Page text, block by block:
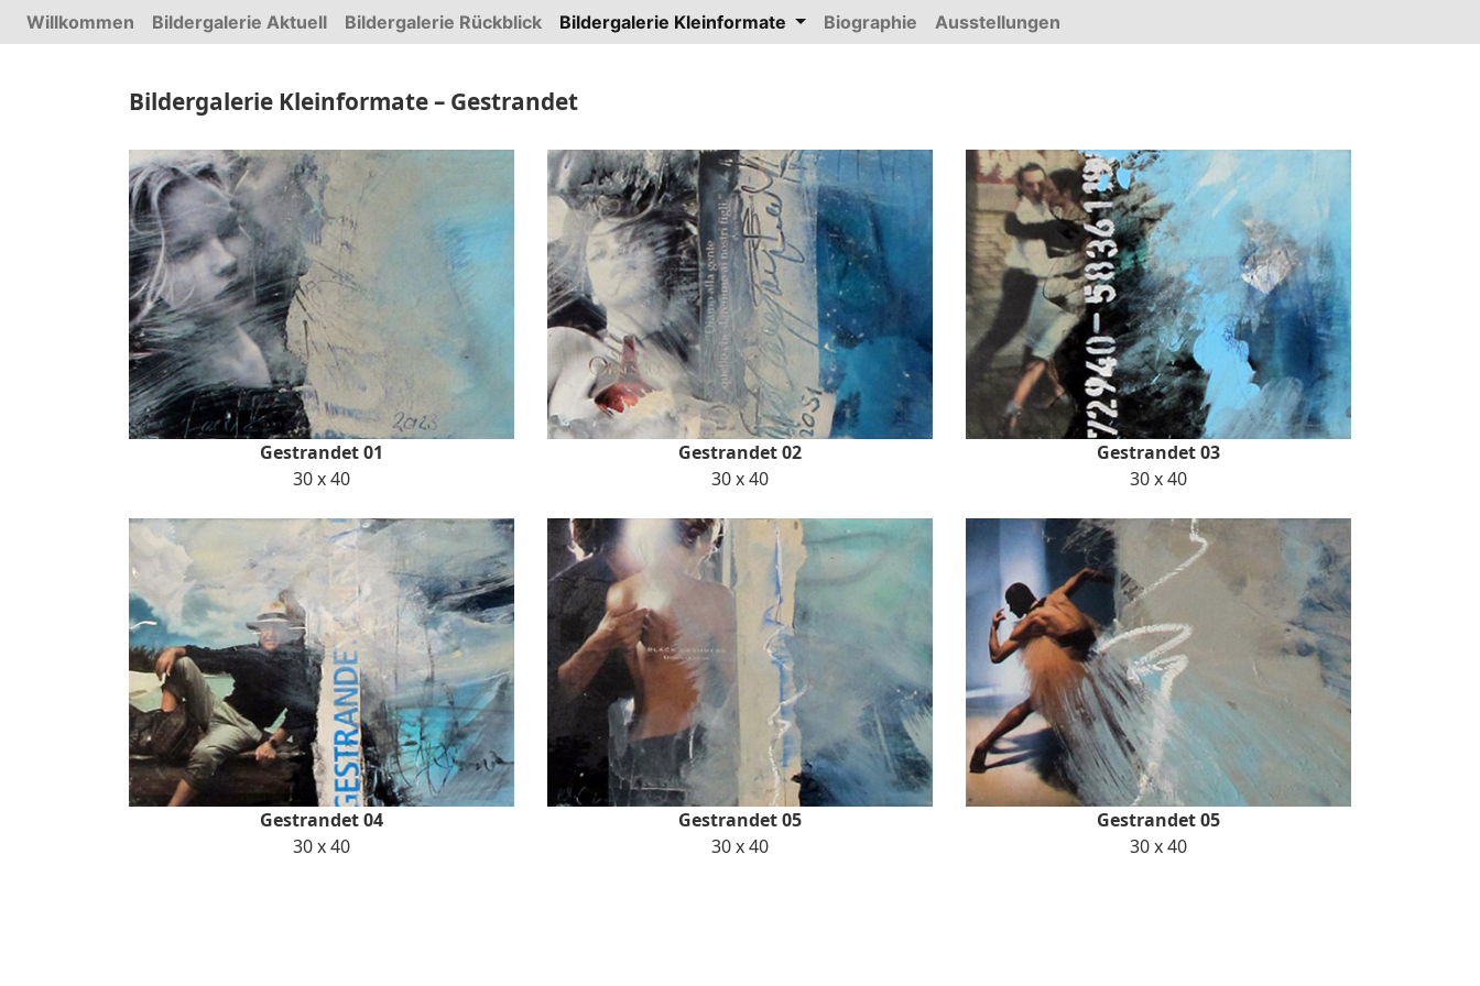
Willkommen Bildergalerie Aktuell(current)
Bildergalerie Rückblick
Bildergalerie Kleinformate
Biographie Ausstellungen
Bildergalerie Kleinformate – Gestrandet
Gestrandet 01
30 x 40
Gestrandet 02
30 x 40
Gestrandet 03
30 x 40
Gestrandet 04
30 x 40
Gestrandet 05
30 x 40
Gestrandet 05
30 x 40